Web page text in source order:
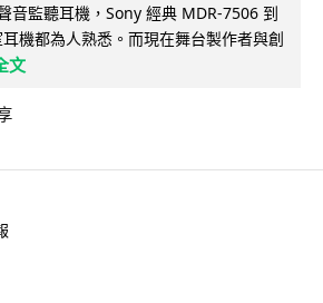
音監聽耳機，Sony 經典 MDR-7506 到
機都為人熟悉。而現在舞台製作者與創
文